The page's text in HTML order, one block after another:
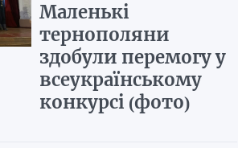
Маленькі
тернополяни
здобули перемогу у
всеукраїнському
конкурсі (фото)